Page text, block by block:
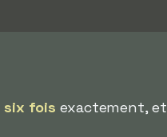
six fois exactement, et